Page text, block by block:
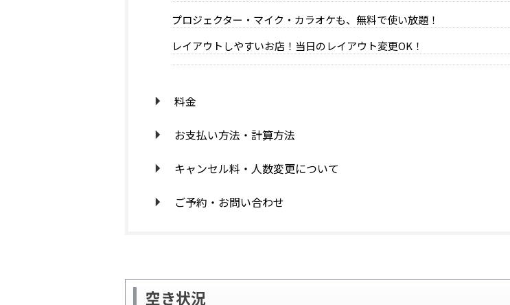
プロジェクター・マイク・カラオケも、無料で使い放題！
レイアウトしやすいお店！当日のレイアウト変更OK！
料金
お支払い方法・計算方法
キャンセル料・人数変更について
ご予約・お問い合わせ
空き状況